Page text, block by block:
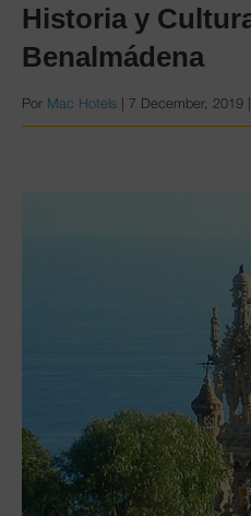
Historia y
Benalmádena
Por Mac Hotels 7 December, 2019
Paradiso
Puerto